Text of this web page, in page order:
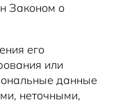
Законом о
его
или
данные
неточными,